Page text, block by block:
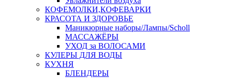
КОФЕМОЛКИ,КОФЕВАРКИ
КРАСОТА И ЗДОРОВЬЕ
Маникюрные наборы/Лампы/Scholl
МАССАЖЁРЫ
УХОД за ВОЛОСАМИ
КУЛЕРЫ ДЛЯ ВОДЫ
КУХНЯ
БЛЕНДЕРЫ